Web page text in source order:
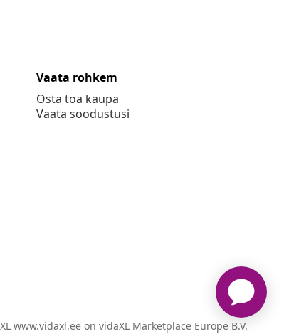
Vaata rohkem
Osta toa kaupa
Vaata soodustusi
www.vidaxl.ee on vidaXL Marketplace Europe B.V.